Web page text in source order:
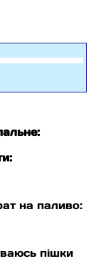
на паливо:
пішки